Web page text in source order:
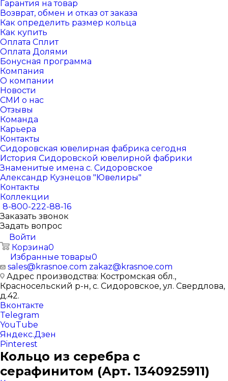
Гарантия на товар
Возврат, обмен и отказ от заказа
Как определить размер кольца
Как купить
Оплата Сплит
Оплата Долями
Бонусная программа
Компания
О компании
Новости
СМИ о нас
Отзывы
Команда
Карьера
Контакты
Сидоровская ювелирная фабрика сегодня
История Сидоровской ювелирной фабрики
Знаменитые имена с. Сидоровское
Александр Кузнецов "Ювелиры"
Контакты
Коллекции
8-800-222-88-16
Заказать звонок
Задать вопрос
Войти
Корзина0
Избранные товары0
sales@krasnoe.com zakaz@krasnoe.com
Адрес производства: Костромская обл.,
Красносельский р-н, с. Сидоровское, ул. Свердлова,
д.42.
Вконтакте
Telegram
YouTube
Яндекс.Дзен
Pinterest
Кольцо из серебра с
серафинитом (Арт. 1340925911)